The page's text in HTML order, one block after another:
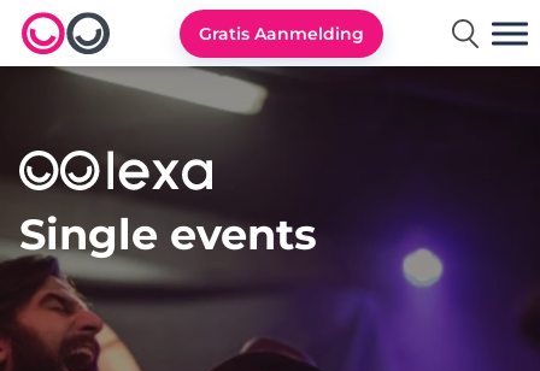
Lexa logo
Gratis Aanmelding
Single events